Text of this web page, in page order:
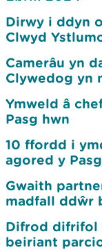
Dirwy i ddyn
Clwyd
Camerâu yn
Clywedog yn
Ymweld â
Pasg hwn
10 ffordd i
agored y
Gwaith
madfall ddŵr
Difrod difrifol
beiriant